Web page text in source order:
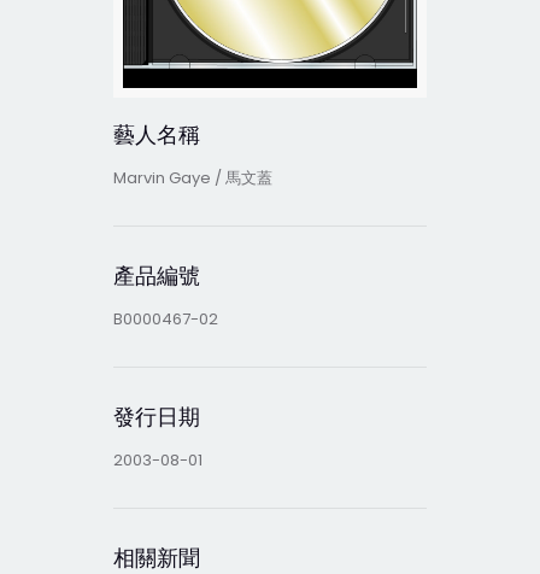
藝人名稱
Marvin Gaye / 馬文蓋
產品編號
B0000467-02
發行日期
2003-08-01
相關新聞